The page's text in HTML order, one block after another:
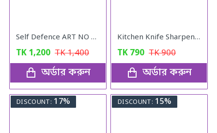
Self Defence ART NO 801
TK 1,200 TK1,400
অর্ডার করুন
Kitchen Knife Sharpener
TK 790 TK900
অর্ডার করুন
DISCOUNT: 17% DISCOUNT: 15%